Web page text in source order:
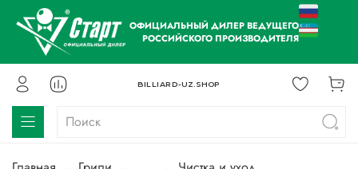
ОФИЦИАЛЬНЫЙ ДИЛЕР ВЕДУЩЕГО
РОССИЙСКОГО ПРОИЗВОДИТЕЛЯ
BILLIARD-UZ.SHOP